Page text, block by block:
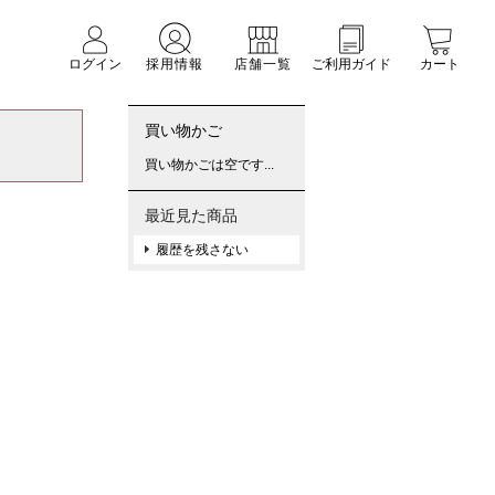
ログイン
採用情報 店舗一覧 ご利用ガイド カート
買い物かご
買い物かごは空です...
最近見た商品
履歴を残さない